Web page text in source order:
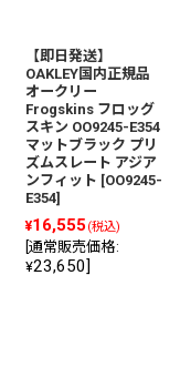
【即日発送】
OAKLEY国内正規品
オークリー
Frogskins フロッグ
スキン OO9245-E354
マットブラック プリ
ズムスレート アジア
ンフィット [OO9245-
E354]
¥16,555 (税込)
通常販売価格:
¥23,650]